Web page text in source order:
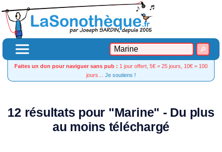
Faites un don pour naviguer sans pub : 1 jour offert, 5€ = 25 jours, 10€ = 100
jours… Je soutiens !
12 résultats pour "Marine" - Du plus
au moins téléchargé